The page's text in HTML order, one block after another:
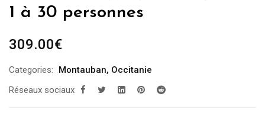
1 à 30 personnes
309.00€
Categories: Montauban, Occitanie
Réseaux sociaux